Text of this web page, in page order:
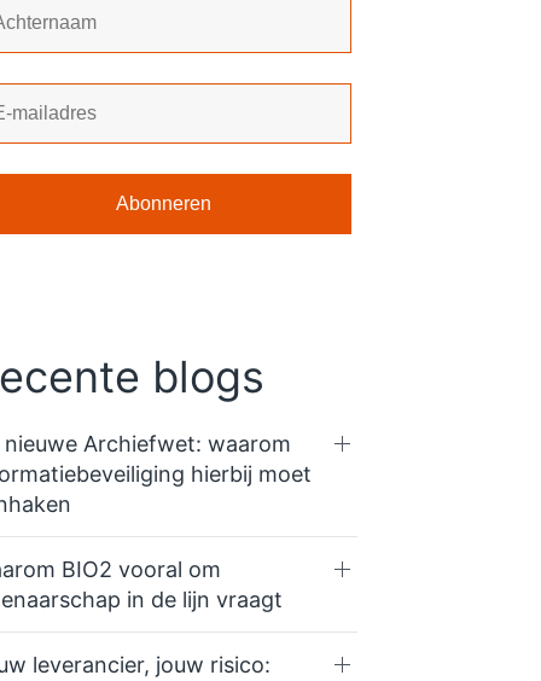
blogs
nieuwe Archiefwet: waarom
hierbij moet
BIO2 vooral om
in de lijn vraagt
leverancier, jouw risico: